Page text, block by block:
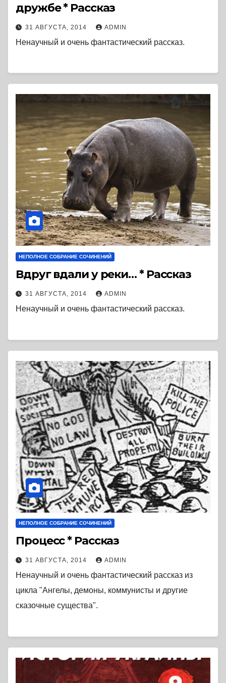
дружбе * Рассказ
31 АВГУСТА, 2014 ADMIN
Ненаучный и очень фантастический рассказ.
НЕПОЛНОЕ СОБРАНИЕ СОЧИНЕНИЙ
Вдруг вдали у реки… * Рассказ
31 АВГУСТА, 2014 ADMIN
Ненаучный и очень фантастический рассказ.
НЕПОЛНОЕ СОБРАНИЕ СОЧИНЕНИЙ
Процесс * Рассказ
31 АВГУСТА, 2014 ADMIN
Ненаучный и очень фантастический рассказ из
цикла "Ангелы, демоны, коммунисты и другие
сказочные существа".